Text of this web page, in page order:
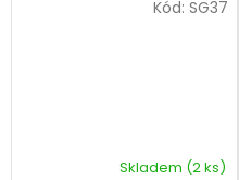
Skladem (2 ks)
Kód: SG37